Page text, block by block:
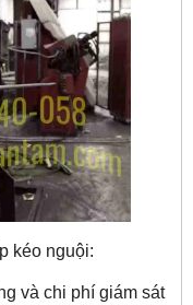
kéo nguội:
và chi phí giám sát